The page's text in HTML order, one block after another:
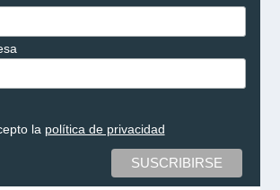
la política de privacidad